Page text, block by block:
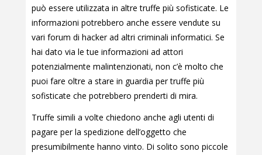
può essere utilizzata in altre truffe più sofisticate. Le
informazioni potrebbero anche essere vendute su
vari forum di hacker ad altri criminali informatici. Se
hai dato via le tue informazioni ad attori
potenzialmente malintenzionati, non c’è molto che
puoi fare oltre a stare in guardia per truffe più
sofisticate che potrebbero prenderti di mira.
Truffe simili a volte chiedono anche agli utenti di
pagare per la spedizione dell’oggetto che
presumibilmente hanno vinto. Di solito sono piccole